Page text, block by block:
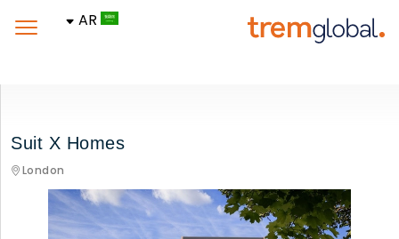
AR
Suit X Homes
London